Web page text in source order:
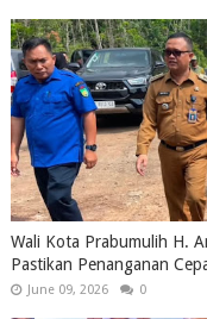
Wali Kota Prabumulih H.
Pastikan Penanganan
June 09, 2026 0